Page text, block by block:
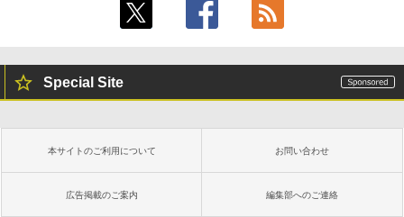
Special Site
本サイトのご利用について お問い合わせ
広告掲載のご案内 編集部へのご連絡